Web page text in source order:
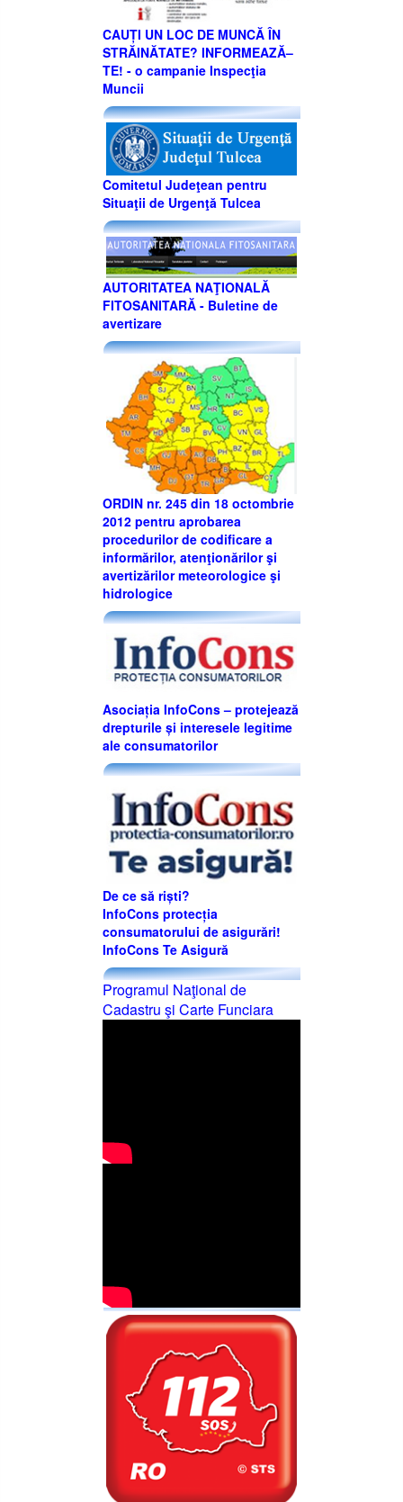
CAUȚI UN LOC DE MUNCĂ ÎN
STRĂINĂTATE? INFORMEAZĂ–
TE! - o campanie Inspecţia
Muncii
Comitetul Judeţean pentru
Situaţii de Urgenţă Tulcea
AUTORITATEA NAŢIONALĂ
FITOSANITARĂ - Buletine de
avertizare
ORDIN nr. 245 din 18 octombrie
2012 pentru aprobarea
procedurilor de codificare a
informărilor, atenţionărilor şi
avertizărilor meteorologice şi
hidrologice
Asociația InfoCons – protejează
drepturile și interesele legitime
ale consumatorilor
De ce să riști?
InfoCons protecția
consumatorului de asigurări!
InfoCons Te Asigură
Programul Naţional de
Cadastru şi Carte Funciara